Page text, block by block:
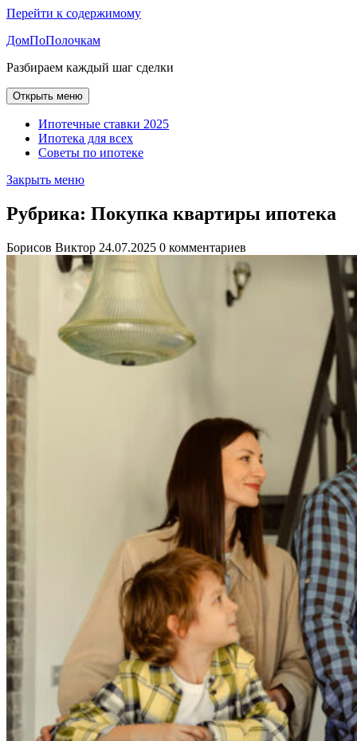
Перейти к содержимому
ДомПоПолочкам
Разбираем каждый шаг сделки
Открыть меню
Ипотечные ставки 2025
Ипотека для всех
Советы по ипотеке
Закрыть меню
Рубрика: Покупка квартиры ипотека
Борисов Виктор 24.07.2025 0 комментариев